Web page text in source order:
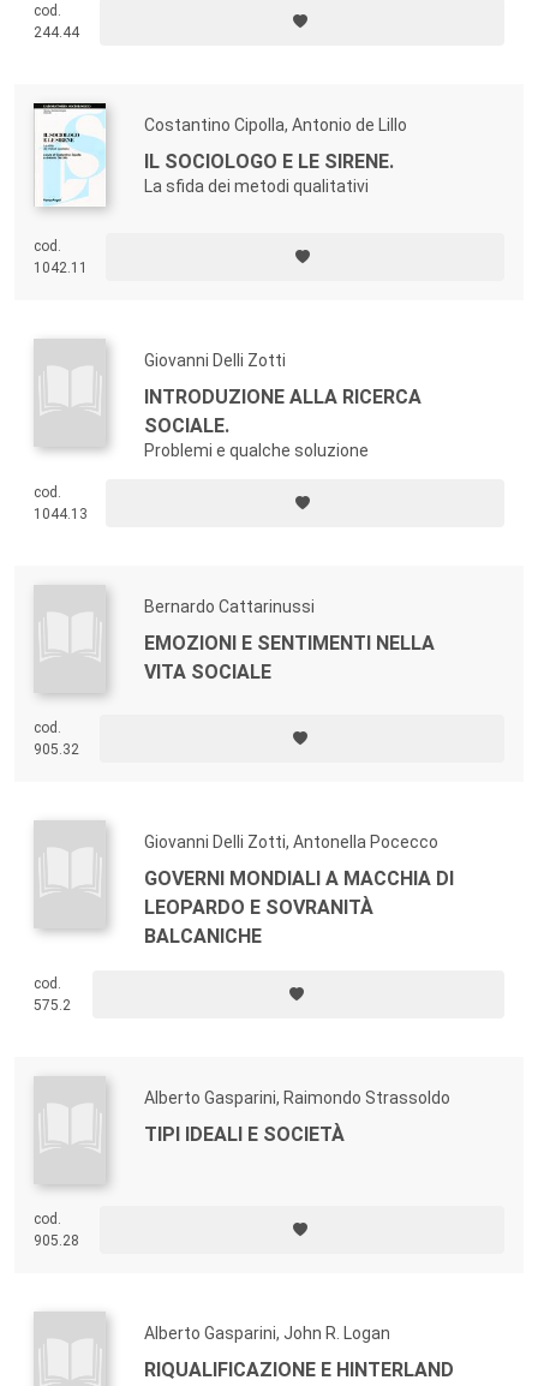
professionisti del marketing e della comunicazione d’impresa,
designer, consulenti di organizzazione aziendale, studiosi e studenti
cod.
244.44
Costantino Cipolla, Antonio de Lillo
IL SOCIOLOGO E LE SIRENE.
La sfida dei metodi qualitativi
cod.
1042.11
Giovanni Delli Zotti
INTRODUZIONE ALLA RICERCA
SOCIALE.
Problemi e qualche soluzione
cod.
1044.13
Bernardo Cattarinussi
EMOZIONI E SENTIMENTI NELLA
VITA SOCIALE
cod.
905.32
Giovanni Delli Zotti, Antonella Pocecco
GOVERNI MONDIALI A MACCHIA DI
LEOPARDO E SOVRANITÀ
BALCANICHE
cod.
575.2
Alberto Gasparini, Raimondo Strassoldo
TIPI IDEALI E SOCIETÀ
cod.
905.28
Alberto Gasparini, John R. Logan
RIQUALIFICAZIONE E HINTERLAND